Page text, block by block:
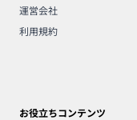
運営会社
利用規約
お役立ちコンテンツ